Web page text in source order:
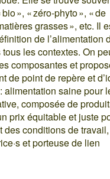
», « zéro-phyto », « de
grasses », etc. Il
de l’alimentation
les contextes. On
composantes et
de point de repère et
alimentation saine pour
composée de
prix équitable et juste
des conditions de travail,
et porteuse de lien